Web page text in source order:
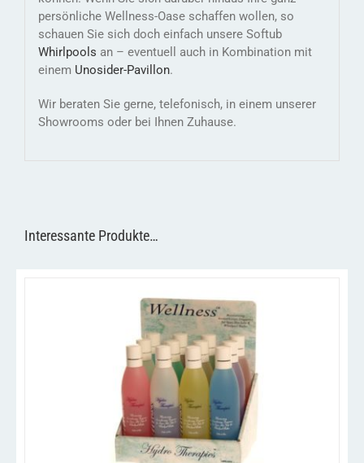
persönliche Wellness-Oase schaffen wollen, so
schauen Sie sich doch einfach unsere Softub
Whirlpools an – eventuell auch in Kombination mit
einem Unosider-Pavillon.
Wir beraten Sie gerne, telefonisch, in einem unserer
Showrooms oder bei Ihnen Zuhause.
Interessante Produkte…
IN DEN WARENKORB / DETAILS